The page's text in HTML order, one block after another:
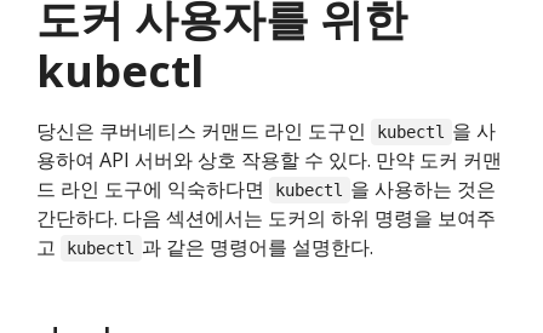
도커 사용자를 위한
kubectl
당신은 쿠버네티스 커맨드 라인 도구인 kubectl
을 사
용하여 API 서버와 상호 작용할 수 있다. 만약 도커 커맨
드 라인 도구에 익숙하다면
kubectl
을 사용하는 것은
간단하다. 다음 섹션에서는 도커의 하위 명령을 보여주
고
kubectl 과 같은 명령어를 설명한다.